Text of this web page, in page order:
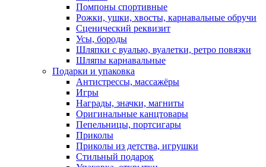
Помпоны спортивные
Рожки, ушки, хвосты, карнавальные обручи
Сценический реквизит
Усы, бороды
Шляпки с вуалью, вуалетки, ретро повязки
Шляпы карнавальные
Подарки и упаковка
Антистрессы, массажёры
Игры
Награды, значки, магниты
Оригинальные канцтовары
Пепельницы, портсигары
Приколы
Приколы из детства, игрушки
Стильный подарок